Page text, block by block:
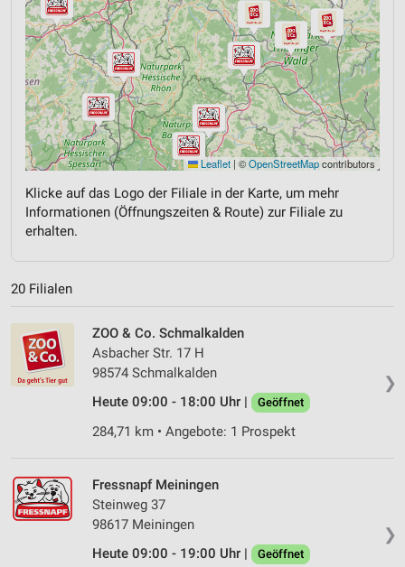
Leaflet | ©OpenStreetMapcontributors
Klicke auf das Logo der Filiale in der Karte, um mehr
Informationen (Öffnungszeiten & Route) zur Filiale zu
erhalten.
20 Filialen
❯
ZOO & Co. Schmalkalden
Asbacher Str. 17 H
98574 Schmalkalden
Heute 09:00 - 18:00 Uhr |
Geöffnet
284,71 km • Angebote: 1 Prospekt
❯
Fressnapf Meiningen
Steinweg 37
98617 Meiningen
Heute 09:00 - 19:00 Uhr |
Geöffnet